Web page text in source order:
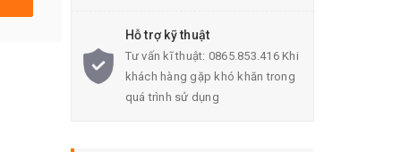
Hỗ trợ kỹ thuật
Tư vấn kĩ thuật: 0865.853.416 Khi
khách hàng gặp khó khăn trong
quá trình sử dụng